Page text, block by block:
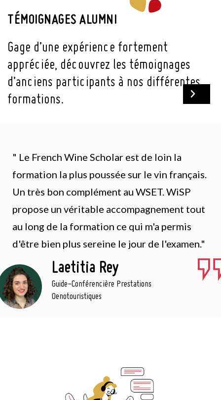
TÉMOIGNAGES ALUMNI
Gage d’une expérience fortement
appréciée, découvrez les témoignages
d’anciens participants à nos différentes
formations.
" Le French Wine Scholar est de loin la
formation la plus poussée sur le vin français.
Un très bon complément au WSET. WiSP
propose un véritable accompagnement tout
au long de la formation ce qui m'a permis
d'être bien plus sereine le jour de l'examen."
Laetitia Rey
Guide-Conférencière Prestations
Oenotouristiques